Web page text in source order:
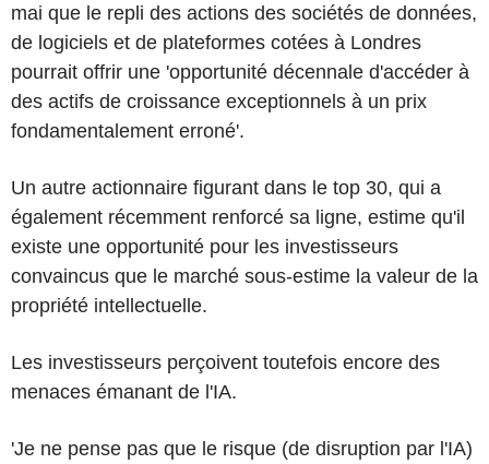
mai que le repli des actions des sociétés de données,
de logiciels et de plateformes cotées à Londres
pourrait offrir une 'opportunité décennale d'accéder à
des actifs de croissance exceptionnels à un prix
fondamentalement erroné'.
Un autre actionnaire figurant dans le top 30, qui a
également récemment renforcé sa ligne, estime qu'il
existe une opportunité pour les investisseurs
convaincus que le marché sous-estime la valeur de la
propriété intellectuelle.
Les investisseurs perçoivent toutefois encore des
menaces émanant de l'IA.
'Je ne pense pas que le risque (de disruption par l'IA)